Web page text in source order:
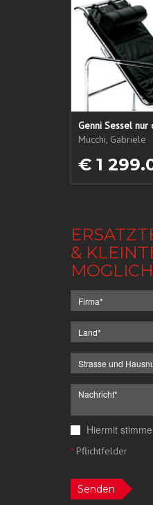
Genni Sessel nur
Mucchi, Gabriele
€ 1
&
Hiermit
*Pflichtfelder
Senden